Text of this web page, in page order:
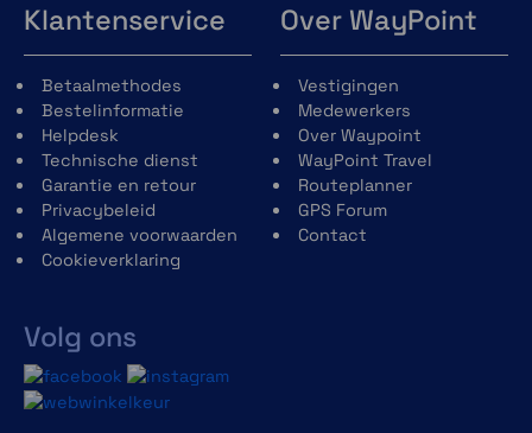
Klantenservice
Betaalmethodes
Bestelinformatie
Helpdesk
Technische dienst
Garantie en retour
Privacybeleid
Algemene voorwaarden
Cookieverklaring
Volg ons
Over WayPoint
Vestigingen
Medewerkers
Over Waypoint
WayPoint Travel
Routeplanner
GPS Forum
Contact